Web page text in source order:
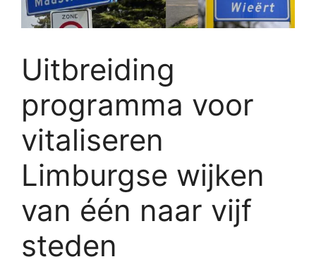
Uitbreiding
programma voor
vitaliseren
Limburgse wijken
van één naar vijf
steden